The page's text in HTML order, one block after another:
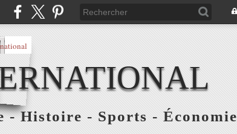
Histoire - Sports - Économie